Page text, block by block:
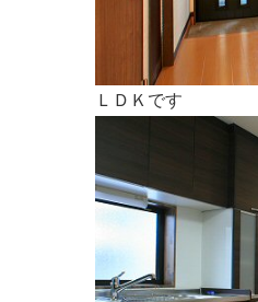
ＬＤＫです